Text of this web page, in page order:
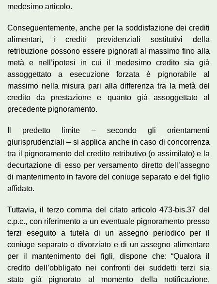
medesimo articolo.
Conseguentemente, anche per la soddisfazione dei crediti
alimentari, i crediti previdenziali sostitutivi della
retribuzione possono essere pignorati al massimo fino alla
metà e nell’ipotesi in cui il medesimo credito sia già
assoggettato a esecuzione forzata è pignorabile al
massimo nella misura pari alla differenza tra la metà del
credito da prestazione e quanto già assoggettato al
precedente pignoramento.
Il predetto limite – secondo gli orientamenti
giurisprudenziali – si applica anche in caso di concorrenza
tra il pignoramento del credito retributivo (o assimilato) e la
decurtazione di esso per versamento diretto dell’assegno
di mantenimento in favore del coniuge separato e del figlio
affidato.
Tuttavia, il terzo comma del citato articolo 473-bis.37 del
c.p.c., con riferimento a un eventuale pignoramento presso
terzi eseguito a tutela di un assegno periodico per il
coniuge separato o divorziato e di un assegno alimentare
per il mantenimento dei figli, dispone che: “Qualora il
credito dell’obbligato nei confronti dei suddetti terzi sia
stato già pignorato al momento della notificazione,